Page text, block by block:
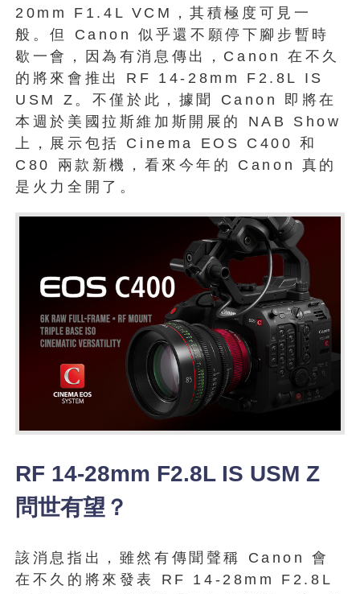
20mm F1.4L VCM，其積極度可見一
般。但 Canon 似乎還不願停下腳步暫時
歇一會，因為有消息傳出，Canon 在不久
的將來會推出 RF 14-28mm F2.8L IS
USM Z。不僅於此，據聞 Canon 即將在
本週於美國拉斯維加斯開展的 NAB Show
上，展示包括 Cinema EOS C400 和
C80 兩款新機，看來今年的 Canon 真的
是火力全開了。
RF 14-28mm F2.8L IS USM Z
問世有望？
該消息指出，雖然有傳聞聲稱 Canon 會
在不久的將來發表 RF 14-28mm F2.8L